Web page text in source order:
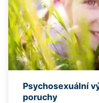
Psychosexuální
poruchy